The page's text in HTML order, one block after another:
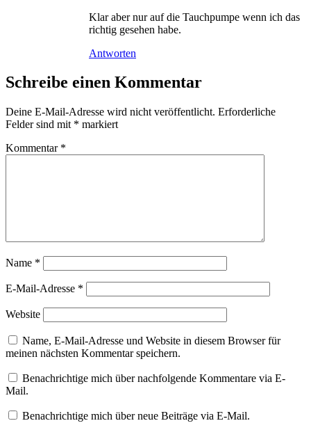
Klar aber nur auf die Tauchpumpe wenn ich das
richtig gesehen habe.
Antworten
Schreibe einen Kommentar
Deine E-Mail-Adresse wird nicht veröffentlicht. Erforderliche
Felder sind mit * markiert
Kommentar *
Name *
E-Mail-Adresse *
Website
Name, E-Mail-Adresse und Website in diesem Browser für
meinen nächsten Kommentar speichern.
Benachrichtige mich über nachfolgende Kommentare via E-
Mail.
Benachrichtige mich über neue Beiträge via E-Mail.